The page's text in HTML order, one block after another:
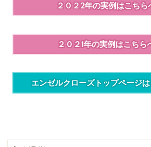
２０２2年の実例はこちら
２０２1年の実例はこちら
エンゼルクローズトップページ